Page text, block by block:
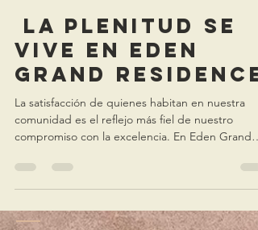
La Plenitud se
Vive en Eden
Grand Residence
La satisfacción de quienes habitan en nuestra
comunidad es el reflejo más fiel de nuestro
compromiso con la excelencia. En Eden Grand
ofrecer una experiencia de vida superior en la
Ciudad de la Eterna Primavera, Cuernavaca.
pilares que nuestros propios residentes valoran